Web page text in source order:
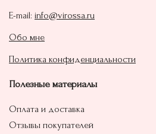
E-mail: info@virossa.ru
Обо мне
Политика конфиденциальности
Полезные материалы
Оплата и доставка
Отзывы покупателей